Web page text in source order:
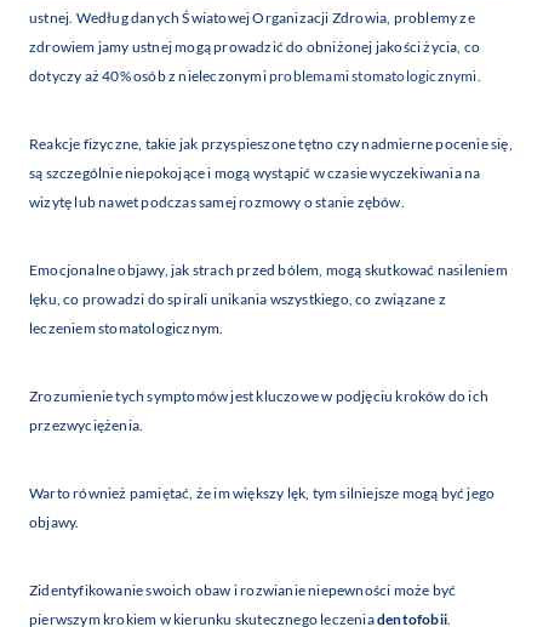
ustnej. Według danych Światowej Organizacji Zdrowia, problemy ze
zdrowiem jamy ustnej mogą prowadzić do obniżonej jakości życia, co
dotyczy aż 40% osób z nieleczonymiproblemami stomatologicznymi.
Reakcje fizyczne, takie jak przyspieszone tętno czy nadmierne pocenie się,
są szczególnie niepokojące i mogą wystąpić w czasie wyczekiwania na
wizytę lub nawet podczas samej rozmowy o stanie zębów.
Emocjonalne objawy, jak strach przed bólem, mogą skutkować nasileniem
lęku, co prowadzi do spirali unikania wszystkiego, co związane z
leczeniem stomatologicznym.
Zrozumienie tych symptomów jest kluczowe w podjęciu kroków do ich
przezwyciężenia.
Warto również pamiętać, że im większy lęk, tym silniejsze mogą być jego
objawy.
Zidentyfikowanie swoich obaw i rozwianie niepewności może być
pierwszym krokiem w kierunku skutecznego leczeniadentofobii.